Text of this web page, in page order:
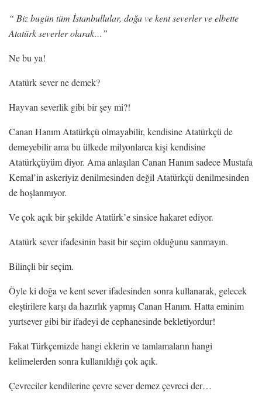
“ Biz bugün tüm İstanbullular, doğa ve kent severler ve elbette
Atatürk severler olarak…”
Ne bu ya!
Atatürk sever ne demek?
Hayvan severlik gibi bir şey mi?!
Canan Hanım Atatürkçü olmayabilir, kendisine Atatürkçü de
demeyebilir ama bu ülkede milyonlarca kişi kendisine
Atatürkçüyüm diyor. Ama anlaşılan Canan Hanım sadece Mustafa
Kemal’in askeriyiz denilmesinden değil Atatürkçü denilmesinden
de hoşlanmıyor.
Ve çok açık bir şekilde Atatürk’e sinsice hakaret ediyor.
Atatürk sever ifadesinin basit bir seçim olduğunu sanmayın.
Bilinçli bir seçim.
Öyle ki doğa ve kent sever ifadesinden sonra kullanarak, gelecek
eleştirilere karşı da hazırlık yapmış Canan Hanım. Hatta eminim
yurtsever gibi bir ifadeyi de cephanesinde bekletiyordur!
Fakat Türkçemizde hangi eklerin ve tamlamaların hangi
kelimelerden sonra kullanıldığı çok açık.
Çevreciler kendilerine çevre sever demez çevreci der…